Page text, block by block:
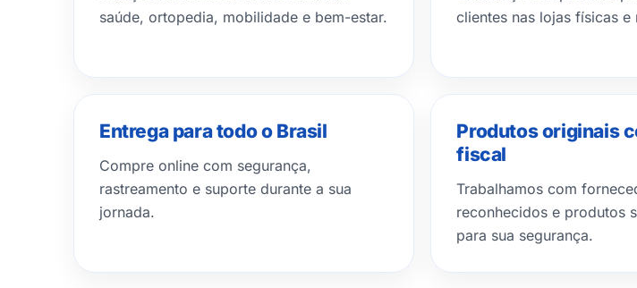
saúde, ortopedia, mobilidade e bem-estar.
clientes nas lojas físicas e
Entrega para todo o Brasil
Compre online com segurança,
rastreamento e suporte durante a sua
jornada.
Produtos originais
fiscal
Trabalhamos com
reconhecidos e produtos
para sua segurança.